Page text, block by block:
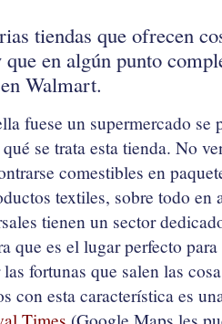
tiendas que ofrecen
en algún punto
Walmart.
fuese un supermercado se
se trata esta tienda. No
comestibles en
textiles, sobre todo en
tienen un sector
que es el lugar perfecto
fortunas que salen las
con esta característica es